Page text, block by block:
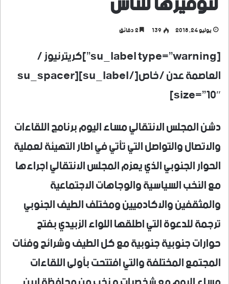
يوليو 24, 2018 139
[su_label type=”warning”]كريترنيوز /
العاصمة عدن /خاص[/su_label][su_spacer
size=”10″]
دشن المجلس الانتقالي مساء اليوم برنامج اللقاءات
والاتصال والتواصل التي تأتي في اطار التهيئة لعملية
الحوار الجنوبي الذي يعزم المجلس الانتقالي اجراءها
مع النخب السياسية والوجاهات الاجتماعية
والمثقفين والاكادميين ومختلف الطيف الجنوبي
ترجمة للدعوة التي اطلقها اللواء الزبيدي بفتح
حوارات جنوبية جنوبية مع كل الطيف وشرائح وفئات
المجتمع المختلفة والتي افتتحت بأولى اللقاءات